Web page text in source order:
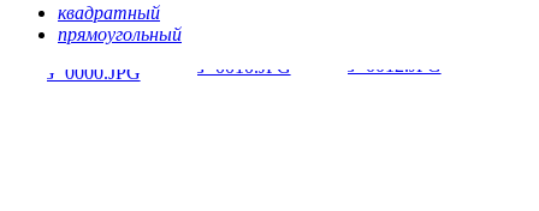
квадратный
прямоугольный